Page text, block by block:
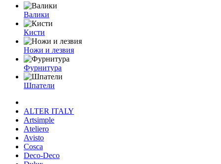
Валики
Кисти
Ножи и лезвия
Фурнитура
Шпатели
ALTER ITALY
Artsimple
Ateliero
Avisto
Cosca
Deco-Deco